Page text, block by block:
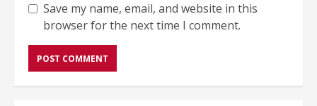
Save my name, email, and website in this
browser for the next time I comment.